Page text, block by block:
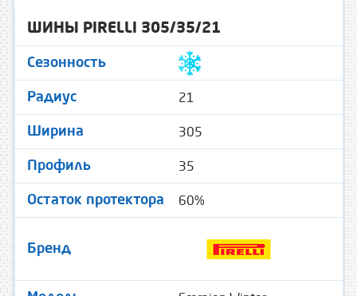
ШИНЫ PIRELLI 305/35/21
Сезонность
Радиус 21
Ширина 305
Профиль 35
Остаток протектора 60%
Бренд